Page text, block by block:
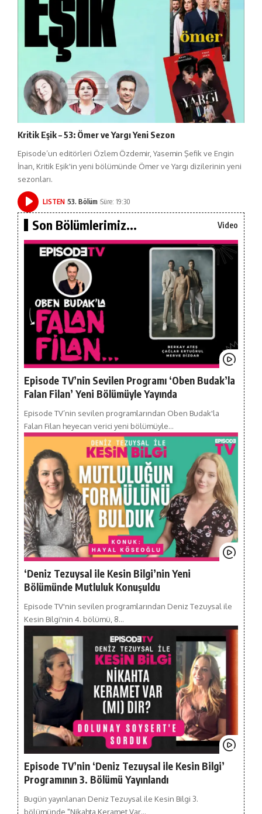
Kritik Eşik – 53: Ömer ve Yargı Yeni Sezon
Episode’un editörleri Özlem Özdemir, Yasemin Şefik ve Engin
İnan, Kritik Eşik'in yeni bölümünde Ömer ve Yargı dizilerinin yeni
sezonları.
LISTEN 53. Bölüm Süre: 19:30
Son Bölümlerimiz... Video
Episode TV’nin Sevilen Programı ‘Oben Budak’la
Falan Filan’ Yeni Bölümüyle Yayında
Episode TV’nin sevilen programlarından Oben Budak'la
Falan Filan heyecan verici yeni bölümüyle…
‘Deniz Tezuysal ile Kesin Bilgi’nin Yeni
Bölümünde Mutluluk Konuşuldu
Episode TV'nin sevilen programlarından Deniz Tezuysal ile
Kesin Bilgi'nin 4. bölümü, 8…
Episode TV’nin ‘Deniz Tezuysal ile Kesin Bilgi’
Programının 3. Bölümü Yayınlandı
Bugün yayınlanan Deniz Tezuysal ile Kesin Bilgi 3.
bölümünde "Nikahta Keramet Var…